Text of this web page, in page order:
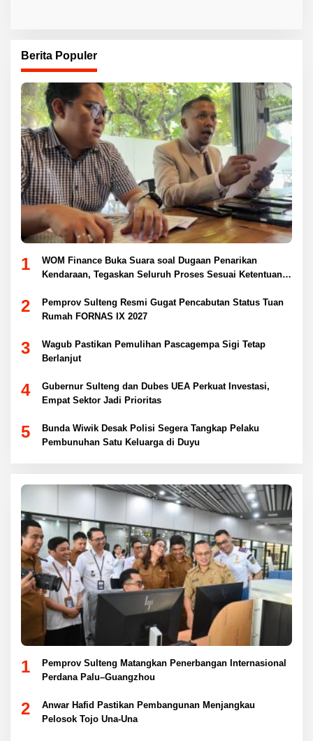
Berita Populer
1
WOM Finance Buka Suara soal Dugaan Penarikan
Kendaraan, Tegaskan Seluruh Proses Sesuai Ketentuan
2
Pemprov Sulteng Resmi Gugat Pencabutan Status Tuan
Rumah FORNAS IX 2027
3
Wagub Pastikan Pemulihan Pascagempa Sigi Tetap
Berlanjut
4
Gubernur Sulteng dan Dubes UEA Perkuat Investasi,
Empat Sektor Jadi Prioritas
5
Bunda Wiwik Desak Polisi Segera Tangkap Pelaku
Pembunuhan Satu Keluarga di Duyu
1
Pemprov Sulteng Matangkan Penerbangan Internasional
Perdana Palu–Guangzhou
2
Anwar Hafid Pastikan Pembangunan Menjangkau
Pelosok Tojo Una-Una